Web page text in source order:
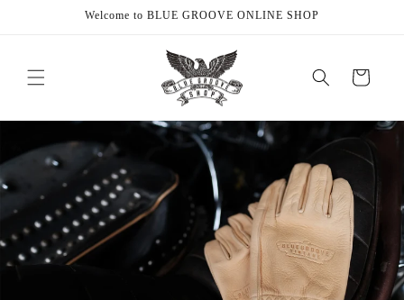
Welcome to BLUE GROOVE ONLINE SHOP
Cart